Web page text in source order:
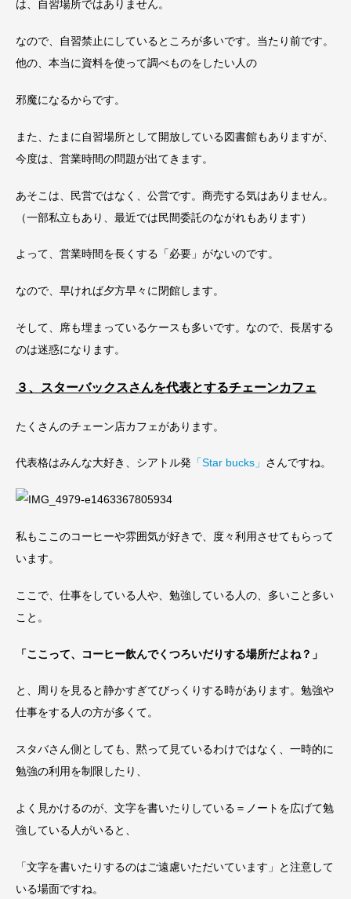
は、自習場所ではありません。
なので、自習禁止にしているところが多いです。当たり前です。
他の、本当に資料を使って調べものをしたい人の
邪魔になるからです。
また、たまに自習場所として開放している図書館もありますが、
今度は、営業時間の問題が出てきます。
あそこは、民営ではなく、公営です。商売する気はありません。
（一部私立もあり、最近では民間委託のながれもあります）
よって、営業時間を長くする「必要」がないのです。
なので、早ければ夕方早々に閉館します。
そして、席も埋まっているケースも多いです。なので、長居する
のは迷惑になります。
３、スターバックスさんを代表とするチェーンカフェ
たくさんのチェーン店カフェがあります。
代表格はみんな大好き、シアトル発 「Star bucks」 さんですね。
私もここのコーヒーや雰囲気が好きで、度々利用させてもらって
います。
ここで、仕事をしている人や、勉強している人の、多いこと多い
こと。
「ここって、コーヒー飲んでくつろいだりする場所だよね？」
と、周りを見ると静かすぎてびっくりする時があります。勉強や
仕事をする人の方が多くて。
スタバさん側としても、黙って見ているわけではなく、一時的に
勉強の利用を制限したり、
よく見かけるのが、文字を書いたりしている＝ノートを広げて勉
強している人がいると、
「文字を書いたりするのはご遠慮いただいています」と注意して
いる場面ですね。